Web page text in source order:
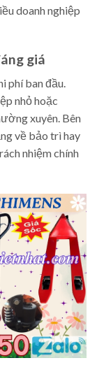
doanh nghiệp
giá
phí ban đầu.
nhỏ hoặc
xuyên. Bên
về bảo trì hay
nhiệm chính